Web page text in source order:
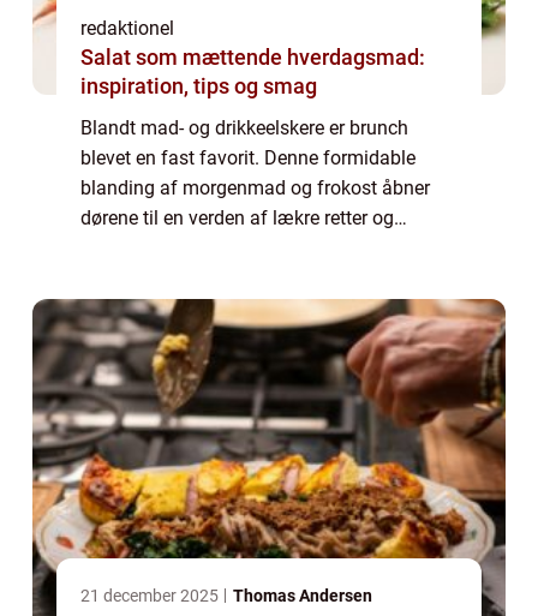
redaktionel
Salat som mættende hverdagsmad:
inspiration, tips og smag
Blandt mad- og drikkeelskere er brunch
blevet en fast favorit. Denne formidable
blanding af morgenmad og frokost åbner
dørene til en verden af lækre retter og
21 december 2025 Thomas Andersen